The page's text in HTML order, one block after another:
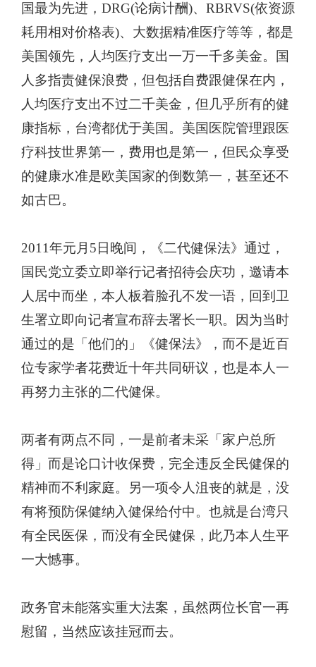
国最为先进，DRG(论病计酬)、RBRVS(依资源
耗用相对价格表)、大数据精准医疗等等，都是
美国领先，人均医疗支出一万一千多美金。国
人多指责健保浪费，但包括自费跟健保在内，
人均医疗支出不过二千美金，但几乎所有的健
康指标，台湾都优于美国。美国医院管理跟医
疗科技世界第一，费用也是第一，但民众享受
的健康水准是欧美国家的倒数第一，甚至还不
如古巴。
2011年元月5日晚间， 《二代健保法》 通过，
国民党立委立即举行记者招待会庆功，邀请本
人居中而坐，本人板着脸孔不发一语，回到卫
生署立即向记者宣布辞去署长一职。因为当时
通过的是 「 他们的 」 《健保法》
，而不是近百
位专家学者花费近十年共同研议，也是本人一
再努力主张的二代健保。
两者有两点不同，一是前者未采 「 家户总所
得 」 而是论口计收保费，完全违反全民健保的
精神而不利家庭。另一项令人沮丧的就是，没
有将预防保健纳入健保给付中。也就是台湾只
有全民医保，而没有全民健保，此乃本人生平
一大憾事。
政务官未能落实重大法案，虽然两位长官一再
慰留，当然应该挂冠而去。